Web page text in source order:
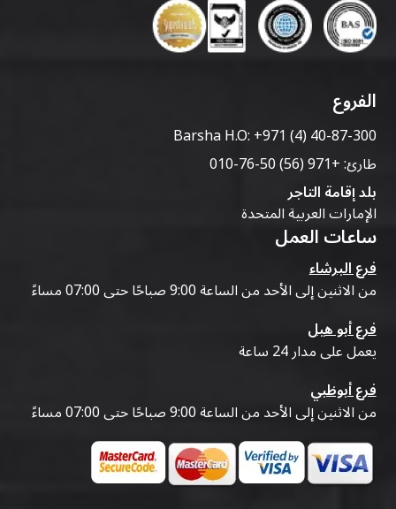
الفروع
Barsha H.O:+971 (4) 40-87-300
طارئ:+971 (56) 50-76-010
بلد إقامة التاجر
الإمارات العربية المتحدة
ساعات العمل
فرع البرشاء
من الاثنين إلى الأحد من الساعة 9:00 صباحًا حتى 07:00 مساءً
فرع أبو هيل
يعمل على مدار 24 ساعة
فرع أبوظبي
من الاثنين إلى الأحد من الساعة 9:00 صباحًا حتى 07:00 مساءً